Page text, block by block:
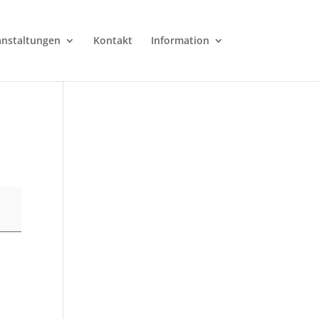
Kontakt Information